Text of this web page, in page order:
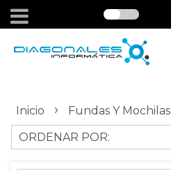
Inicio › Fundas Y Mochilas
ORDENAR POR: